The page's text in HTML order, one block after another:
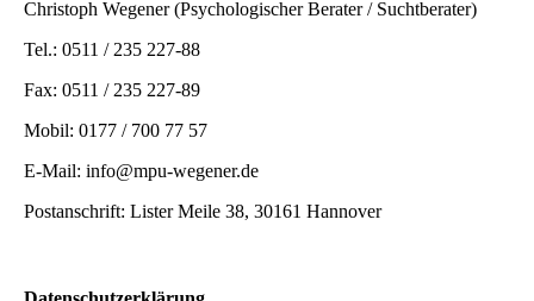
Christoph Wegener (Psychologischer Berater / Suchtberater)
Tel.: 0511 / 235 227-88
Fax: 0511 / 235 227-89
Mobil: 0177 / 700 77 57
E-Mail: info@mpu-wegener.de
Postanschrift: Lister Meile 38, 30161 Hannover